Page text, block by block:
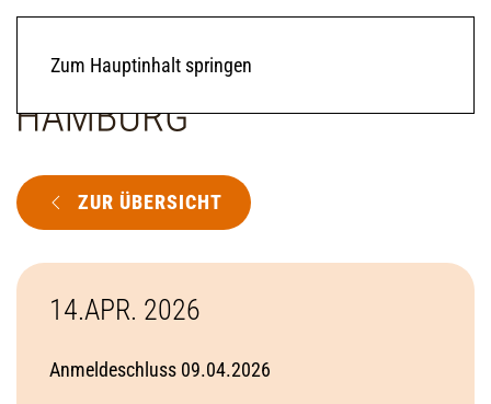
Zum Hauptinhalt springen
ZUR ÜBERSICHT
14.APR. 2026
Anmeldeschluss 09.04.2026